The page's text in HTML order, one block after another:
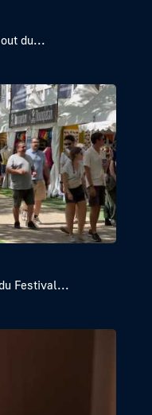
du...
Festival...